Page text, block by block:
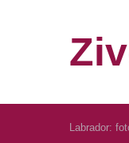
Labrador: